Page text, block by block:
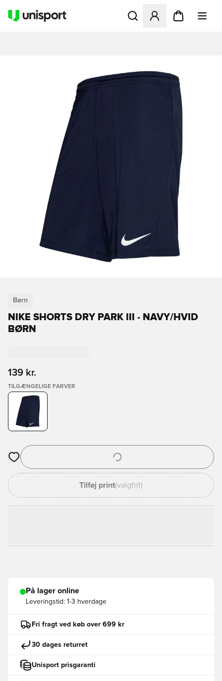
Åbner en Modal til at
Børn
NIKE SHORTS DRY PARK III - NAVY/HVID
BØRN
139 kr.
TILGÆNGELIGE FARVER
Åbner en Modal til at logge ind eller tilmelde dig som medlem
Tilføj print(valgfrit)
På lager online
Leveringstid: 1-3 hverdage
Fri fragt ved køb over 699 kr
30 dages returret
Unisport prisgaranti